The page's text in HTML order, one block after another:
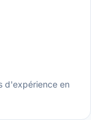
d'expérience en